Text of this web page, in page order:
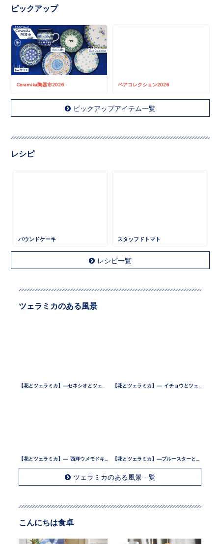
ピックアップ
Ceramika陶器市2026 ペアコレクション2026
ピックアップアイテム一覧
レシピ
パウンドケーキ スタッフドトマト
レシピ一覧
ツェラミカのある風景
ツェラミカのある風景一覧
こんにちは食卓